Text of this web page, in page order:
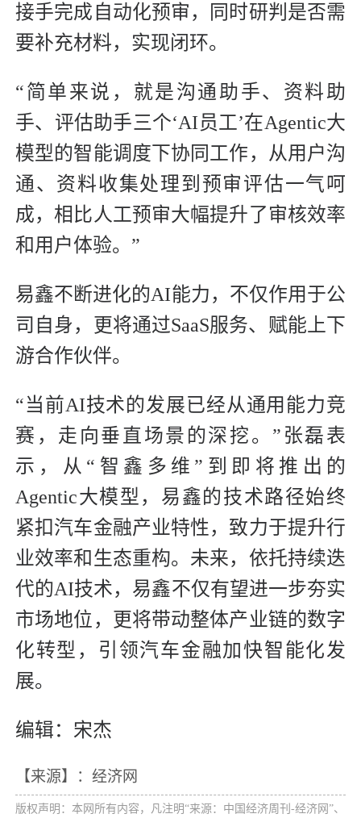
接手完成自动化预审，同时研判是否需
要补充材料，实现闭环。
“简单来说，就是沟通助手、资料助
手、评估助手三个‘AI员工’在Agentic大
模型的智能调度下协同工作，从用户沟
通、资料收集处理到预审评估一气呵
成，相比人工预审大幅提升了审核效率
和用户体验。”
易鑫不断进化的AI能力，不仅作用于公
司自身，更将通过SaaS服务、赋能上下
游合作伙伴。
“当前AI技术的发展已经从通用能力竞
赛，走向垂直场景的深挖。”张磊表
示，从“智鑫多维”到即将推出的
Agentic大模型，易鑫的技术路径始终
紧扣汽车金融产业特性，致力于提升行
业效率和生态重构。未来，依托持续迭
代的AI技术，易鑫不仅有望进一步夯实
市场地位，更将带动整体产业链的数字
化转型，引领汽车金融加快智能化发
展。
编辑：宋杰
【来源】：经济网
版权声明：本网所有内容，凡注明“来源：中国经济周刊-经济网”、